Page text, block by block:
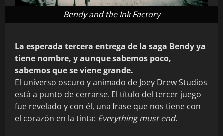
Bendy and the Ink Factory
La esperada tercera entrega de la saga Bendy ya
tiene nombre, y aunque sabemos poco,
sabemos que se viene grande.
El universo oscuro y animado de Joey Drew Studios
está a punto de cerrarse. El título del tercer juego
fue revelado y con él, una frase que nos tiene con
el corazón en la tinta: Everything must end.